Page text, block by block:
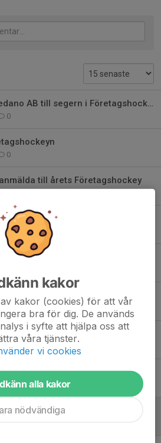
Vi gratulerar Redano AB till segern i Företagshockeyn
0
0
till årets Företagshockey
till Företagshockeyn
0
2026 anmält
2026
0
Företagshockey igen
0
Företagshockeyn 2025
kakor
kakor (cookies) för att vår
bra för dig. De används
i syfte att hjälpa oss att
våra tjänster.
vi cookies
alla kakor
nödvändiga